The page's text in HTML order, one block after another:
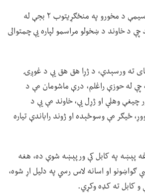
شکیلا په همغه شپه د سیمې د مخورو په منځګړیتوب ۲ بجې له
د خاوند د ښخولو مراسمو لپاره یې چمتوالی
ته ورسېدې، د ژړا هق هق یې د غوږۍ
له حوزې راغلم، درې ماشومان مې د
چیغې وهلې او ژړل یې، خاوند مې یې د
ځیګر مې وسوځېده او ژوند راباندې تیاره
پېښه په کابل کې ورپېښه شوې ده، هغه
ګواښونو او اسانه لاس رسي په دلیل اړ شوه،
و کابل ته کډه وکړي.